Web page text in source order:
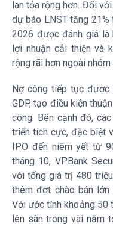
lan tỏa rộng hơn. Đối
dự báo LNST tăng
2026 được đánh giá là
lợi nhuận cải thiện và
rộng rãi hơn ngoài
Nợ công tiếp tục
GDP, tạo điều kiện
công. Bên cạnh đó,
triển tích cực, đặc biệt
IPO đến niêm yết từ
tháng 10, VPBank
với tổng giá trị 480
thêm đợt chào bán lớn
Với ước tính khoảng 50
lên sàn trong vài năm